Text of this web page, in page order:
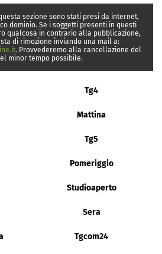
sezione sono stati presi da internet,
dominio. Se i soggetti presenti in questi
qualcosa in contrario alla pubblicazione,
di rimozione inviando una mail a:
. Provvederemo alla cancellazione del
minor tempo possibile.
Tg4
Mattina
Tg5
Pomeriggio
Studioaperto
Sera
Tgcom24